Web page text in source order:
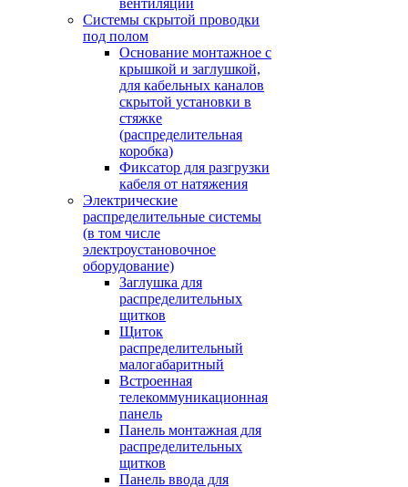
вентиляции
Системы скрытой проводки
под полом
Основание монтажное с
крышкой и заглушкой,
для кабельных каналов
скрытой установки в
стяжке
(распределительная
коробка)
Фиксатор для разгрузки
кабеля от натяжения
Электрические
распределительные системы
(в том числе
электроустановочное
оборудование)
Заглушка для
распределительных
щитков
Щиток
распределительный
малогабаритный
Встроенная
телекоммуникационная
панель
Панель монтажная для
распределительных
щитков
Панель ввода для